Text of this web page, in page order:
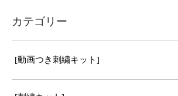
カテゴリー
[動画つき刺繍キット]